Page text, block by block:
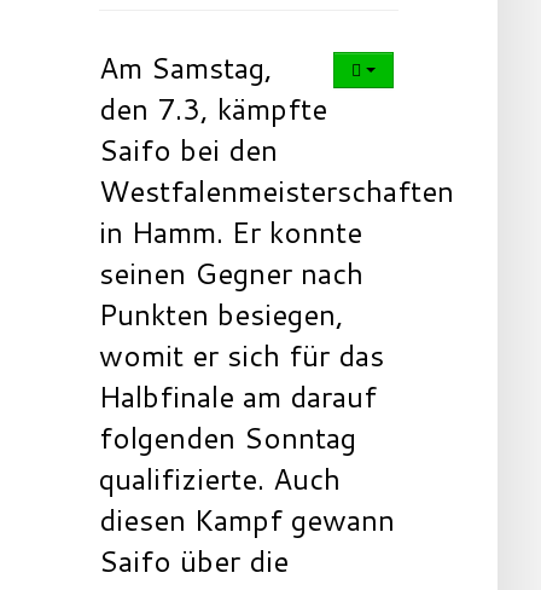
Am Samstag,
den 7.3, kämpfte
Saifo bei den
Westfalenmeisterschaften
in Hamm. Er konnte
seinen Gegner nach
Punkten besiegen,
womit er sich für das
Halbfinale am darauf
folgenden Sonntag
qualifizierte. Auch
diesen Kampf gewann
Saifo über die